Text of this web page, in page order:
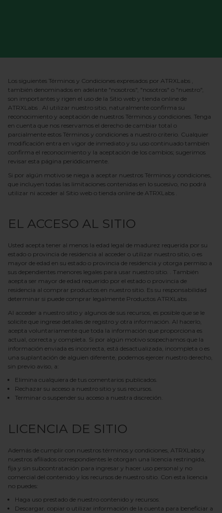
Los siguientes Términos y Condiciones expresados ​​por ATRXLabs
también denominados en adelante "nosotros", "nosotros" o "nuestro",
son importantes y rigen el uso de la Sitio web y tienda online de
ATRXLabs . Al utilizar nuestro sitio, naturalmente confirma su
reconocimiento y aceptación de nuestros Términos y condiciones. Tenga
en cuenta que nos reservamos el derecho de cambiar total o
parcialmente estos Términos y condiciones a nuestro criterio. Cualquier
modificación entra en vigor de inmediato y su uso continuado también
confirma el reconocimiento y la aceptación de los cambios; sugerimos
revisar esta página periódicamente.
Si por algún motivo se niega a aceptar nuestros Términos y condiciones,
que incluyen todas las limitaciones contenidas en lo sucesivo, no podrá
utilizar ni acceder al Sitio web o tienda online de ATRXLabs
EL ACCESO AL SITIO
Usted acepta tener al menos la edad legal de madurez requerida por su
estado o provincia de residencia al acceder o utilizar nuestro sitio, o es
mayor de edad en su estado o provincia de residencia y otorga permiso a
sus dependientes menores legales para usar nuestro sitio. . También
acepta ser mayor de edad requerido por el estado o provincia de
residencia al comprar productos en nuestro sitio. Es su responsabilidad
determinar si puede comprar legalmente Productos ATRXLabs
Al acceder a nuestro sitio y algunos de sus recursos, es posible que se le
solicite que ingrese detalles de registro y otra información. Al hacerlo,
acepta voluntariamente que toda la información que proporciona es
actual, correcta y completa. Si por algún motivo sospechamos que la
información enviada es incorrecta, está desactualizada, incompleta o es
una suplantación de alguien diferente, podemos ejercer nuestro derecho,
sin previo aviso, a:
Elimina cualquiera de tus comentarios publicados.
Rechazar su acceso a nuestro sitio y sus recursos.
Terminar o suspender su acceso a nuestra discreción.
LICENCIA DE SITIO
Además de cumplir con nuestros términos y condiciones, ATRXLabs y
nuestros afiliados correspondientes le otorgan una licencia restringida,
fija y sin subcontratación para ingresar y hacer uso personal y no
comercial del contenido y los recursos de nuestro sitio. Con esta licencia
no puedes:
Haga uso prestado de nuestro contenido y recursos.
Descargar, copiar o utilizar información de la cuenta para beneficiar a